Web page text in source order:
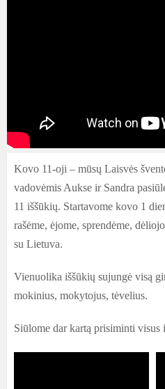
Kovo 11-oji – mūsų Laisvės
vadovėmis Aukse ir Sandra
11 iššūkių. Startavome kovo 1
rašėme, ėjome, sprendėme,
su Lietuva.
Vienuolika iššūkių sujungė visą
mokinius, mokytojus, tėvelius.
Siūlome dar kartą prisiminti visus